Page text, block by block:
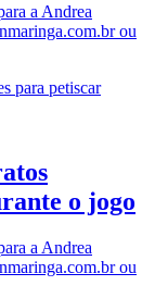
a Andrea
ou
o jogo
a Andrea
ou